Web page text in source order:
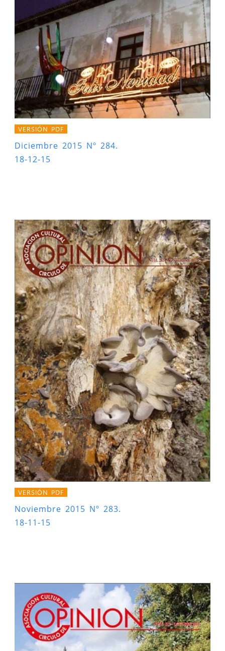
VERSIÓN PDF
Diciembre 2015 Nº 284.
18-12-15
VERSIÓN PDF
Noviembre 2015 Nº 283.
18-11-15